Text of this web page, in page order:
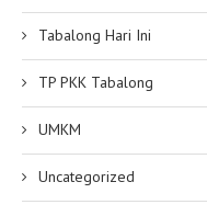
Tabalong Hari Ini
TP PKK Tabalong
UMKM
Uncategorized